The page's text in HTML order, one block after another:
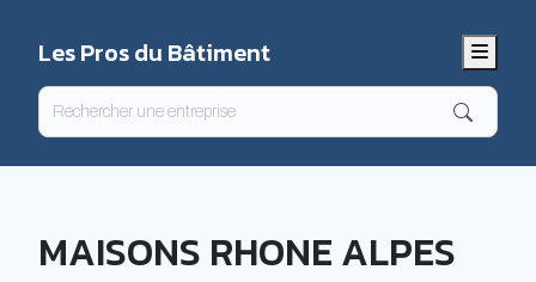
Les Pros du Bâtiment Menu
MAISONS RHONE ALPES